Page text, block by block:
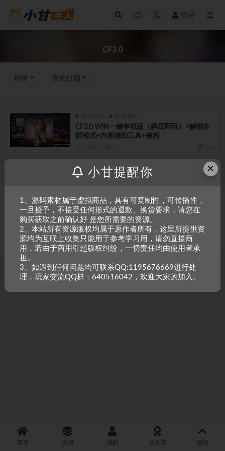
登录
CF3.0
价格 发布日期
CF3.0 WIN一键单机版（解压即玩）+解锁全
部模式+内置辅助工具+教程
Copyright © 2023 小甘牛人资源网 - All rights reserved
粤ICP备2023002201
号-1
本站是一个坚持做精品资源的网站，会长期坚持更新资源，以共享为原则，尊
重原创，如需搬资源请先与站长沟通，恶意搬运封禁账号。
首页 类别 我的 云推荐 顶部
×
小甘提醒你
1、源码素材属于虚拟商品，具有可复制性，可传播性，
一旦授予，不接受任何形式的退款、换货要求，请您在
购买获取之前确认好 是您所需要的资源。
2、本站所有资源版权均属于原作者所有，这里所提供资
源均为互联上收集只能用于参考学习用，请勿直接商
用，若由于商用引起版权纠纷，一切责任均由使用者承
担。
3、如遇到任何问题均可联系QQ:1195676669进行处
理，玩家交流QQ群：640516042，欢迎大家的加入。